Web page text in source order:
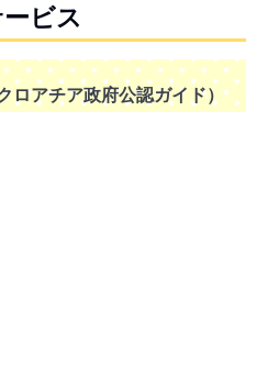
ビス
ロアチア政府公認ガイド）